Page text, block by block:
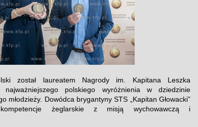
został laureatem Nagrody im. Kapitana Leszka
najważniejszego polskiego wyróżnienia w dziedzinie
młodzieży. Dowódca brygantyny STS „Kapitan Głowacki”
żeglarskie z misją wychowawczą i